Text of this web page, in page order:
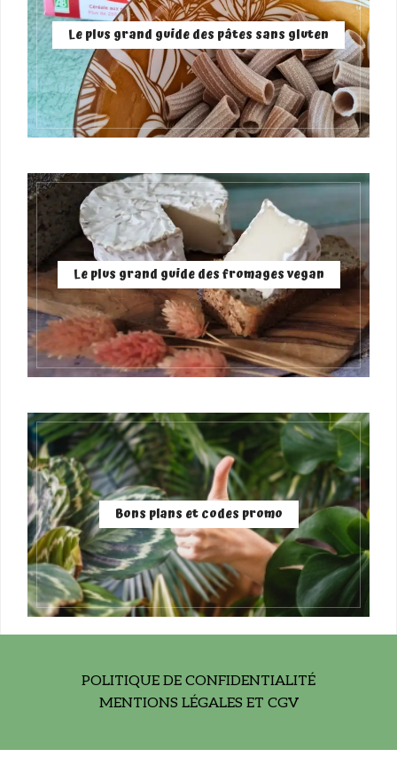
Le plus grand guide des pâtes sans gluten
Le plus grand guide des fromages vegan
Bons plans et codes promo
POLITIQUE DE CONFIDENTIALITÉ
MENTIONS LÉGALES ET CGV